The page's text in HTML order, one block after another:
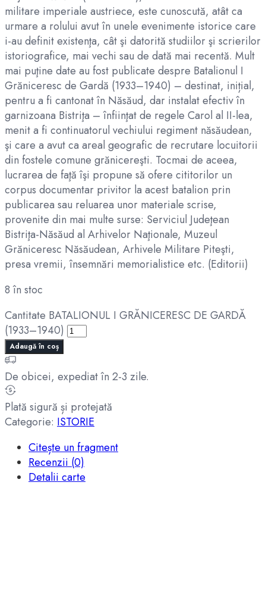
militare imperiale austriece, este cunoscută, atât ca
urmare a rolului avut în unele evenimente istorice care
i-au definit existenţa, cât şi datorită studiilor şi scrierilor
istoriografice, mai vechi sau de dată mai recentă. Mult
mai puţine date au fost publicate despre Batalionul I
Grăniceresc de Gardă (1933–1940) – destinat, inițial,
pentru a fi cantonat în Năsăud, dar instalat efectiv în
garnizoana Bistriţa – înfiinţat de regele Carol al II-lea,
menit a fi continuatorul vechiului regiment năsăudean,
şi care a avut ca areal geografic de recrutare locuitorii
din fostele comune grănicereşti. Tocmai de aceea,
lucrarea de faţă îşi propune să ofere cititorilor un
corpus documentar privitor la acest batalion prin
publicarea sau reluarea unor materiale scrise,
provenite din mai multe surse: Serviciul Judeţean
Bistriţa-Năsăud al Arhivelor Naţionale, Muzeul
Grăniceresc Năsăudean, Arhivele Militare Piteşti,
presa vremii, însemnări memorialistice etc. (Editorii)
8 în stoc
Cantitate BATALIONUL I GRĂNICERESC DE GARDĂ
(1933–1940)
Adaugă în coș
De obicei, expediat în 2-3 zile.
Plată sigură și protejată
Categorie: ISTORIE
Citește un fragment
Recenzii (0)
Detalii carte